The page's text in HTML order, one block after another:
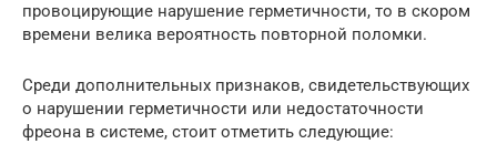
провоцирующие нарушение герметичности, то в скором
времени велика вероятность повторной поломки.
Среди дополнительных признаков, свидетельствующих
о нарушении герметичности или недостаточности
фреона в системе, стоит отметить следующие: